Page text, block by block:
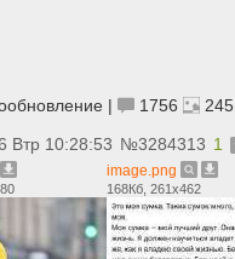
| 1756 245
Втр 10:28:53 №3284313 1
image.png
168Кб, 261x462